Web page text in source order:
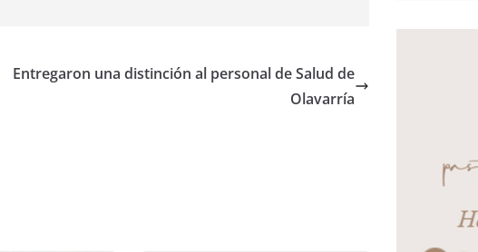
Entregaron una distinción al personal de Salud de
Olavarría